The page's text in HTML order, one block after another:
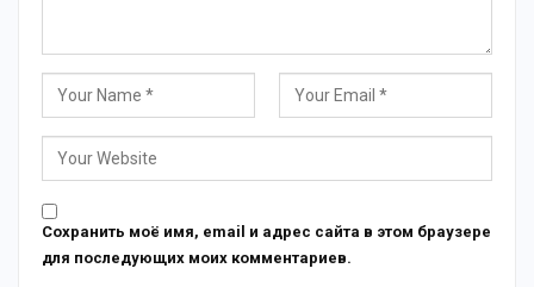
Сохранить моё имя, email и адрес сайта в этом браузере
для последующих моих комментариев.